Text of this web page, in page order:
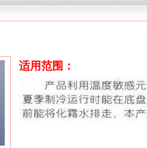
适用范围：